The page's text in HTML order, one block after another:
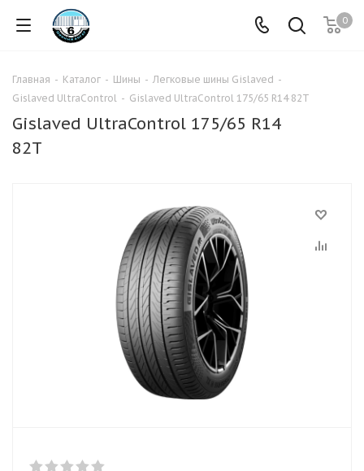
0
Главная - Каталог - Шины - Легковые шины Gislaved -
Gislaved UltraControl - Gislaved UltraControl 175/65 R14 82T
Gislaved UltraControl 175/65 R14
82T